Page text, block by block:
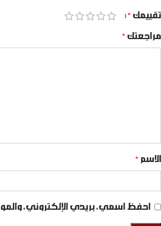
تقييمك *
مراجعتك *
الاسم *
احفظ اسمي، بريدي الإلكتروني،